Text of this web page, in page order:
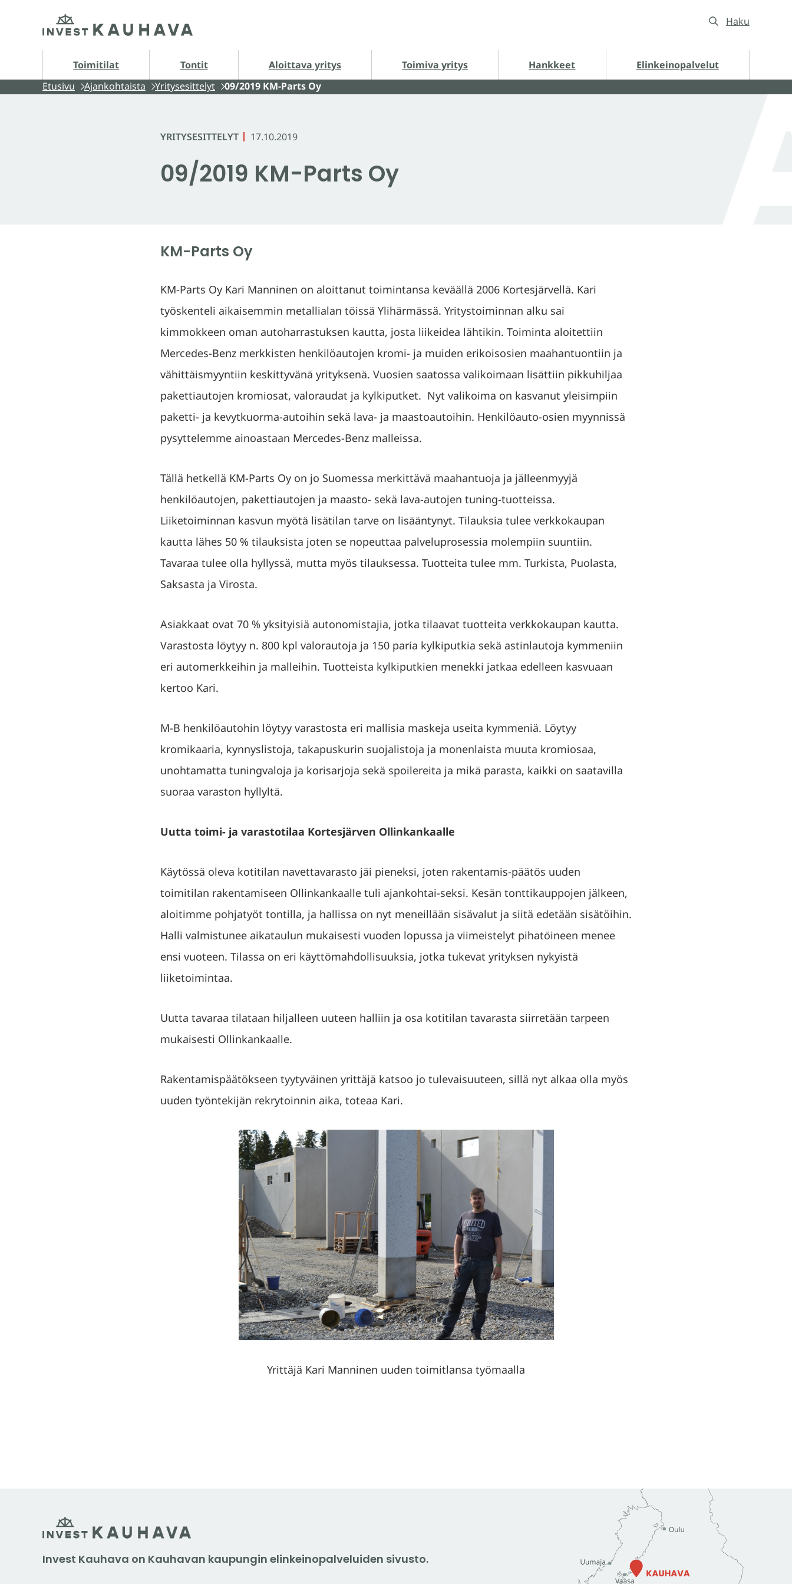
sisältöön
Etusivu Haku
Toimitilat Tontit
Tontit alasivut Aloittava yritys
Aloittava yritys alasivut Toimiva yritys
Toimiva yritys alasivut Hankkeet
Hankkeet alasivut
Elinkeinopalvelut
Etusivu
Ajankohtaista Yritysesittelyt 09/2019 KM-Parts Oy
YRITYSESITTELYT 17.10.2019
09/2019 KM-Parts Oy
KM-Parts Oy
KM-Parts Oy Kari Manninen on aloittanut toimintansa keväällä 2006 Kortesjärvellä. Kari
työskenteli aikaisemmin metallialan töissä Ylihärmässä. Yritystoiminnan alku sai
kimmokkeen oman autoharrastuksen kautta, josta liikeidea lähtikin. Toiminta aloitettiin
Mercedes-Benz merkkisten henkilöautojen kromi- ja muiden erikoisosien maahantuontiin ja
vähittäismyyntiin keskittyvänä yrityksenä. Vuosien saatossa valikoimaan lisättiin pikkuhiljaa
pakettiautojen kromiosat, valoraudat ja kylkiputket. Nyt valikoima on kasvanut yleisimpiin
paketti- ja kevytkuorma-autoihin sekä lava- ja maastoautoihin. Henkilöauto-osien myynnissä
pysyttelemme ainoastaan Mercedes-Benz malleissa.
Tällä hetkellä KM-Parts Oy on jo Suomessa merkittävä maahantuoja ja jälleenmyyjä
henkilöautojen, pakettiautojen ja maasto- sekä lava-autojen tuning-tuotteissa.
Liiketoiminnan kasvun myötä lisätilan tarve on lisääntynyt. Tilauksia tulee verkkokaupan
kautta lähes 50 % tilauksista joten se nopeuttaa palveluprosessia molempiin suuntiin.
Tavaraa tulee olla hyllyssä, mutta myös tilauksessa. Tuotteita tulee mm. Turkista, Puolasta,
Saksasta ja Virosta.
Asiakkaat ovat 70 % yksityisiä autonomistajia, jotka tilaavat tuotteita verkkokaupan kautta.
Varastosta löytyy n. 800 kpl valorautoja ja 150 paria kylkiputkia sekä astinlautoja kymmeniin
eri automerkkeihin ja malleihin. Tuotteista kylkiputkien menekki jatkaa edelleen kasvuaan
kertoo Kari.
M-B henkilöautohin löytyy varastosta eri mallisia maskeja useita kymmeniä. Löytyy
kromikaaria, kynnyslistoja, takapuskurin suojalistoja ja monenlaista muuta kromiosaa,
unohtamatta tuningvaloja ja korisarjoja sekä spoilereita ja mikä parasta, kaikki on saatavilla
suoraa varaston hyllyltä.
Uutta toimi- ja varastotilaa Kortesjärven Ollinkankaalle
Käytössä oleva kotitilan navettavarasto jäi pieneksi, joten rakentamis-päätös uuden
toimitilan rakentamiseen Ollinkankaalle tuli ajankohtai-seksi. Kesän tonttikauppojen jälkeen,
aloitimme pohjatyöt tontilla, ja hallissa on nyt meneillään sisävalut ja siitä edetään sisätöihin.
Halli valmistunee aikataulun mukaisesti vuoden lopussa ja viimeistelyt pihatöineen menee
ensi vuoteen. Tilassa on eri käyttömahdollisuuksia, jotka tukevat yrityksen nykyistä
liiketoimintaa.
Uutta tavaraa tilataan hiljalleen uuteen halliin ja osa kotitilan tavarasta siirretään tarpeen
mukaisesti Ollinkankaalle.
Rakentamispäätökseen tyytyväinen yrittäjä katsoo jo tulevaisuuteen, sillä nyt alkaa olla myös
uuden työntekijän rekrytoinnin aika, toteaa Kari.
Yrittäjä Kari Manninen uuden toimitlansa työmaalla
Invest Kauhava on Kauhavan kaupungin elinkeinopalveluiden sivusto.